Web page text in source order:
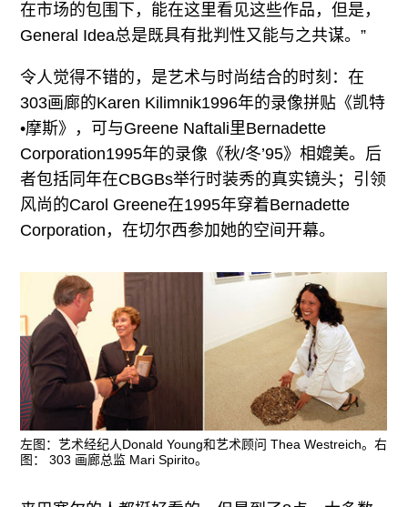
在市场的包围下，能在这里看见这些作品，但是，
General Idea总是既具有批判性又能与之共谋。”
令人觉得不错的，是艺术与时尚结合的时刻：在
303画廊的Karen Kilimnik1996年的录像拼贴《凯特
•摩斯》，可与Greene Naftali里Bernadette
Corporation1995年的录像《秋/冬’95》相媲美。后
者包括同年在CBGBs举行时装秀的真实镜头；引领
风尚的Carol Greene在1995年穿着Bernadette
Corporation，在切尔西参加她的空间开幕。
左图：艺术经纪人Donald Young和艺术顾问 Thea Westreich。右
图： 303 画廊总监 Mari Spirito。